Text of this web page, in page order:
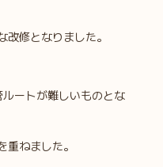
修となりました。
ートが難しいものとな
ねました。